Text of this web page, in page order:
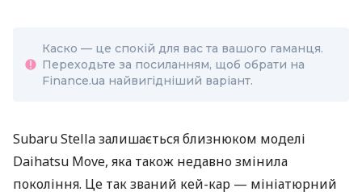
Каско — це спокій для вас та вашого гаманця.
Переходьте за посиланням, щоб обрати на
Finance.ua найвигідніший варіант.
Subaru Stella залишається близнюком моделі
Daihatsu Move, яка також недавно змінила
покоління. Це так званий кей-кар — мініатюрний